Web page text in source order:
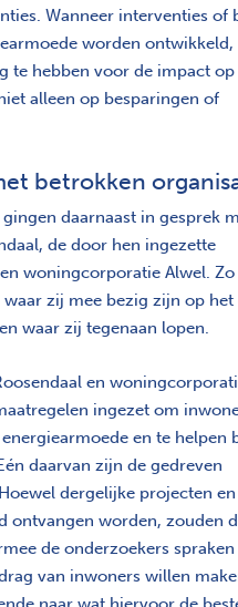
Wanneer interventies of
worden ontwikkeld,
te hebben voor de impact op
alleen op besparingen of
betrokken
daarnaast in gesprek
de door hen ingezette
en woningcorporatie Alwel. Zo
zij mee bezig zijn op het
waar zij tegenaan lopen.
en
ingezet om
en te helpen
daarvan zijn de gedreven
dergelijke projecten en
ontvangen worden, zouden
de onderzoekers
van inwoners willen